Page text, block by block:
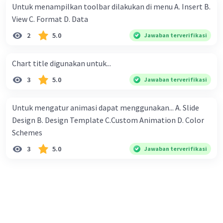
ribu rupiah dan seterusnya. Mereka berniat untuk
membantu petani, dan mereka berdua sudah berjanji
mereka juga diam-diam sudah sepakat untuk membagi
sama rata dari yang diperoleh berdua. Pertanyaannya:
Kepada petani yang mana mereka bekerja sehingga
Untuk menampilkan toolbar dilakukan di menu A. Insert B.
View C. Format D. Data
2 5.0 Jawaban terverifikasi
Chart title digunakan untuk...
3 5.0 Jawaban terverifikasi
Untuk mengatur animasi dapat menggunakan... A. Slide
Design B. Design Template C.Custom Animation D. Color
Schemes​
3 5.0 Jawaban terverifikasi